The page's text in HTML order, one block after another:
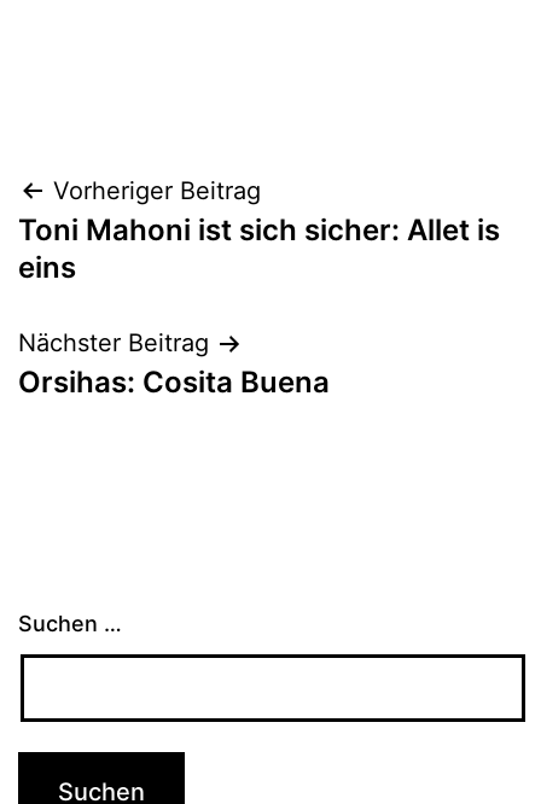
Beitragsnavigation
Vorheriger Beitrag
Toni Mahoni ist sich sicher: Allet is
eins
Nächster Beitrag
Orsihas: Cosita Buena
Suchen …